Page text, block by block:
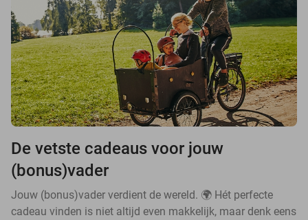
De vetste cadeaus voor jouw
(bonus)vader
Jouw (bonus)vader verdient de wereld. 🌍 Hét perfecte
cadeau vinden is niet altijd even makkelijk, maar denk eens